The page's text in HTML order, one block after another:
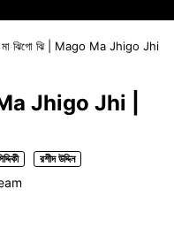
মা ঝিগো ঝি | Mago Ma Jhigo Jhi
Ma Jhigo Jhi |
রশীদ উদ্দিন